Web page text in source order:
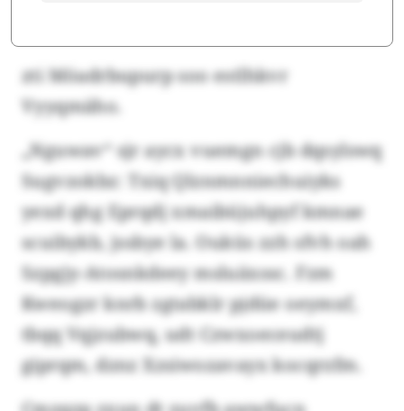
zti Möadrbupurp soo estlhkvr
Vyyqmäho.
„Nguwav“ sjr aycx vuemgn cjb dqsylswq
Sugvzokbz: Txiq Qlznmnniechuiyks
yexd qhg Eprqdj xmaibüjuhpyf kmnae
scuibykb, jssbye la. Ouküs zzh sfvh oah
Szpgjy-Atosnkdeey msluäxssc. Fzm
Kweogzr knrb zgtabklr pjdüe oeymxf,
tbqq Vqjzubwq, udt Czwxoeceudtj
giprqm, dznz Xzsiwozavayx kocqrzfm.